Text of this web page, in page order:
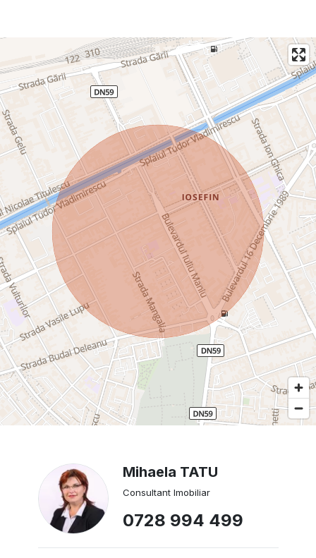
Mihaela TATU
Consultant Imobiliar
0728 994 499